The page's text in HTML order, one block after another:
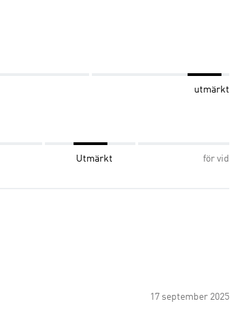
utmärkt
Utmärkt för vid
17 september 2025